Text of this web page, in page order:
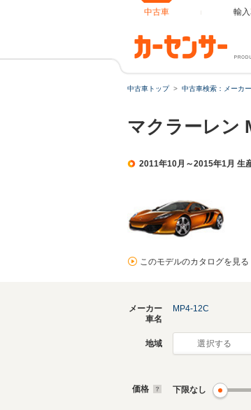
中古車 輸
中古車トップ 中古車検索：メーカ
マクラーレン
2011年10月～2015年1月 生
このモデルのカタログを見る
メーカー
車名
MP4-12C
地域 選択する
価格 下限なし